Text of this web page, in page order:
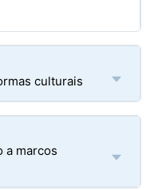
culturais
a marcos